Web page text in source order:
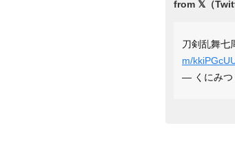
刀剣乱舞七
m/
— くにみつ